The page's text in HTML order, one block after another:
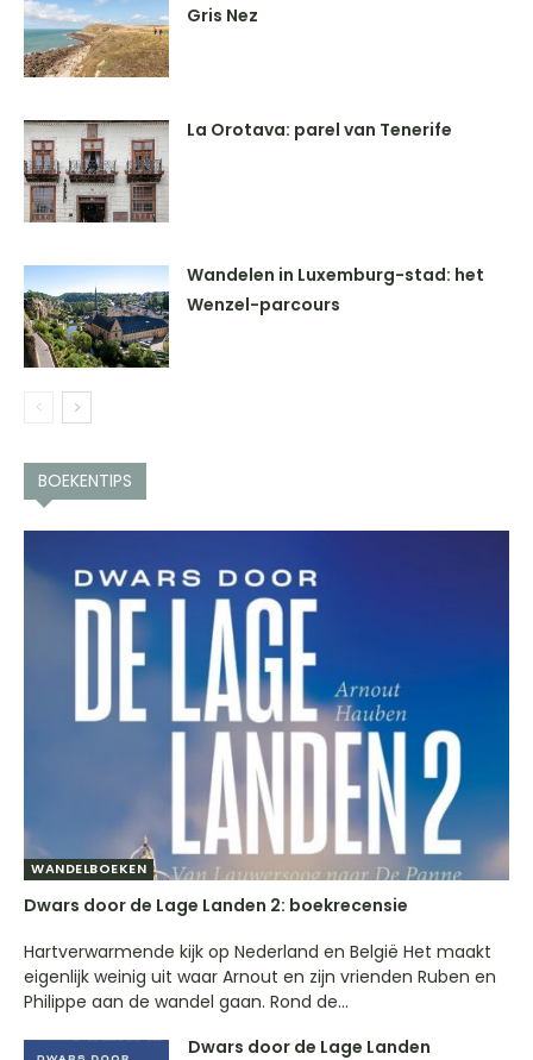
Gris Nez
La Orotava: parel van Tenerife
Wandelen in Luxemburg-stad: het
Wenzel-parcours
BOEKENTIPS
WANDELBOEKEN
Dwars door de Lage Landen 2: boekrecensie
Hartverwarmende kijk op Nederland en België Het maakt
eigenlijk weinig uit waar Arnout en zijn vrienden Ruben en
Philippe aan de wandel gaan. Rond de...
Dwars door de Lage Landen